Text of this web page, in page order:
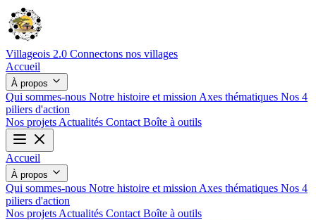
Villageois 2.0 Connectons nos villages
Accueil
À propos
Qui sommes-nous Notre histoire et mission Axes thématiques Nos 4
piliers d'action
Nos projets Actualités Contact Boîte à outils
Accueil
À propos
Qui sommes-nous Notre histoire et mission Axes thématiques Nos 4
piliers d'action
Nos projets Actualités Contact Boîte à outils